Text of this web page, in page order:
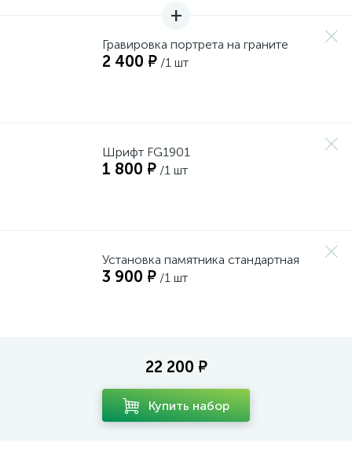
Гравировка портрета на граните
2 400 ₽ /1 шт
Шрифт FG1901
1 800 ₽ /1 шт
Установка памятника стандартная
3 900 ₽ /1 шт
22 200 ₽
Купить набор